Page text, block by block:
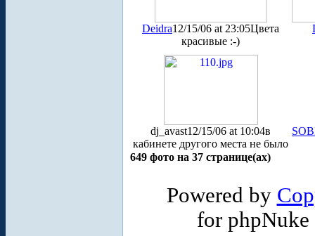
Deidra12/15/06 at 23:05Цвета
красивые :-)
dj_avast12/15/06 at 10:04в
кабинете другого места не было
649 фото на 37 странице(ах)
Powered by
for